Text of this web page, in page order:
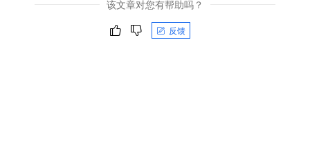
该文章对您有帮助吗？
反馈